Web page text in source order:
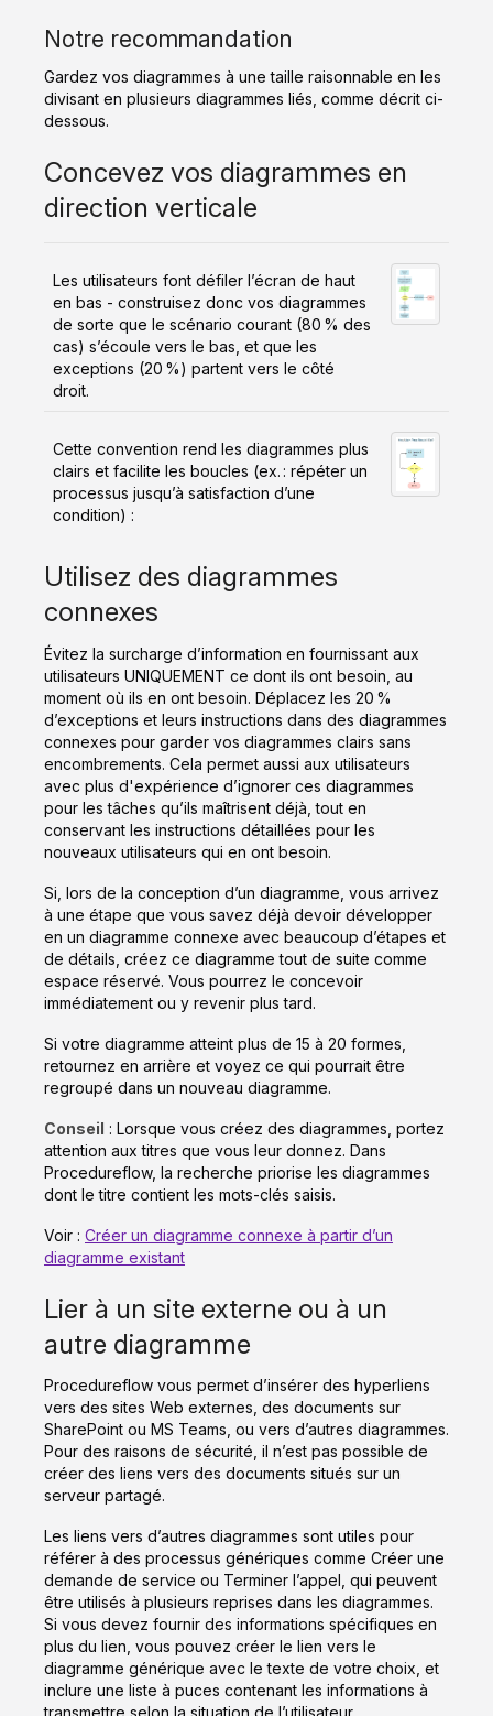
Notre recommandation
Gardez vos diagrammes à une taille raisonnable en les
divisant en plusieurs diagrammes liés, comme décrit ci-
dessous.
Concevez vos diagrammes en
direction verticale
Les utilisateurs font défiler l’écran de haut
en bas - construisez donc vos diagrammes
de sorte que le scénario courant (80 % des
cas) s’écoule vers le bas, et que les
exceptions (20 %) partent vers le côté
droit.
Cette convention rend les diagrammes plus
clairs et facilite les boucles (ex. : répéter un
processus jusqu’à satisfaction d’une
condition) :
Utilisez des diagrammes
connexes
Évitez la surcharge d’information en fournissant aux
utilisateurs UNIQUEMENT ce dont ils ont besoin, au
moment où ils en ont besoin. Déplacez les 20 %
d’exceptions et leurs instructions dans des diagrammes
connexes pour garder vos diagrammes clairs sans
encombrements. Cela permet aussi aux utilisateurs
avec plus d'expérience d’ignorer ces diagrammes
pour les tâches qu’ils maîtrisent déjà, tout en
conservant les instructions détaillées pour les
nouveaux utilisateurs qui en ont besoin.
Si, lors de la conception d’un diagramme, vous arrivez
à une étape que vous savez déjà devoir développer
en un diagramme connexe avec beaucoup d’étapes et
de détails, créez ce diagramme tout de suite comme
espace réservé. Vous pourrez le concevoir
immédiatement ou y revenir plus tard.
Si votre diagramme atteint plus de 15 à 20 formes,
retournez en arrière et voyez ce qui pourrait être
regroupé dans un nouveau diagramme.
Conseil : Lorsque vous créez des diagrammes, portez
attention aux titres que vous leur donnez. Dans
Procedureflow, la recherche priorise les diagrammes
dont le titre contient les mots-clés saisis.
Voir : Créer un diagramme connexe à partir d’un
diagramme existant
Lier à un site externe ou à un
autre diagramme
Procedureflow vous permet d’insérer des hyperliens
vers des sites Web externes, des documents sur
SharePoint ou MS Teams, ou vers d’autres diagrammes.
Pour des raisons de sécurité, il n’est pas possible de
créer des liens vers des documents situés sur un
serveur partagé.
Les liens vers d’autres diagrammes sont utiles pour
référer à des processus génériques comme Créer une
demande de service ou Terminer l’appel, qui peuvent
être utilisés à plusieurs reprises dans les diagrammes.
Si vous devez fournir des informations spécifiques en
plus du lien, vous pouvez créer le lien vers le
diagramme générique avec le texte de votre choix, et
inclure une liste à puces contenant les informations à